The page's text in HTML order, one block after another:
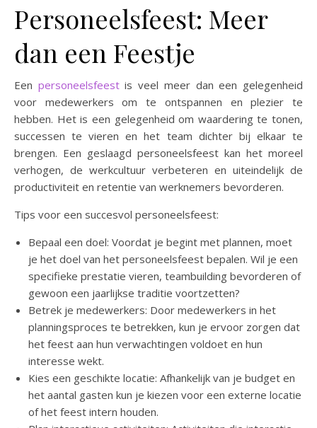
Personeelsfeest: Meer
dan een Feestje
Een personeelsfeestis veel meer dan een gelegenheid
voor medewerkers om te ontspannen en plezier te
hebben. Het is een gelegenheid om waardering te tonen,
successen te vieren en het team dichter bij elkaar te
brengen. Een geslaagd personeelsfeest kan het moreel
verhogen, de werkcultuur verbeteren en uiteindelijk de
productiviteit en retentie van werknemers bevorderen.
Tips voor een succesvol personeelsfeest:
Bepaal een doel: Voordat je begint met plannen, moet
je het doel van het personeelsfeest bepalen. Wil je een
specifieke prestatie vieren, teambuilding bevorderen of
gewoon een jaarlijkse traditie voortzetten?
Betrek je medewerkers: Door medewerkers in het
planningsproces te betrekken, kun je ervoor zorgen dat
het feest aan hun verwachtingen voldoet en hun
interesse wekt.
Kies een geschikte locatie: Afhankelijk van je budget en
het aantal gasten kun je kiezen voor een externe locatie
of het feest intern houden.